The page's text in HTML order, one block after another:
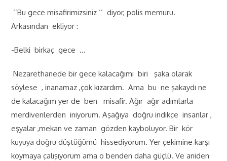
‘’Bu gece misafirimizsiniz ‘’ diyor, polis memuru.
Arkasından ekliyor :
-Belki birkaç gece …
Nezarethanede bir gece kalacağımı biri şaka olarak
söylese , inanamaz ,çok kızardım. Ama bu ne şakaydı ne
de kalacağım yer de ben misafir. Ağır ağır adımlarla
merdivenlerden iniyorum. Aşağıya doğru indikçe insanlar ,
eşyalar ,mekan ve zaman gözden kayboluyor. Bir kör
kuyuya doğru düştüğümü hissediyorum. Yer çekimine karşı
koymaya çalışıyorum ama o benden daha güçlü. Ve aniden